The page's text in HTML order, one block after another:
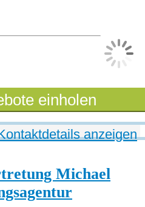
einholen
Michael
anzeigen